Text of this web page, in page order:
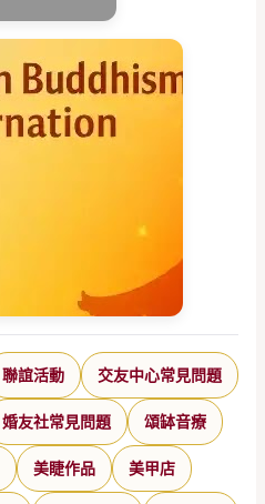
聯誼活動 交友中心常見問題
婚友社常見問題 頌缽音療
美睫作品 美甲店